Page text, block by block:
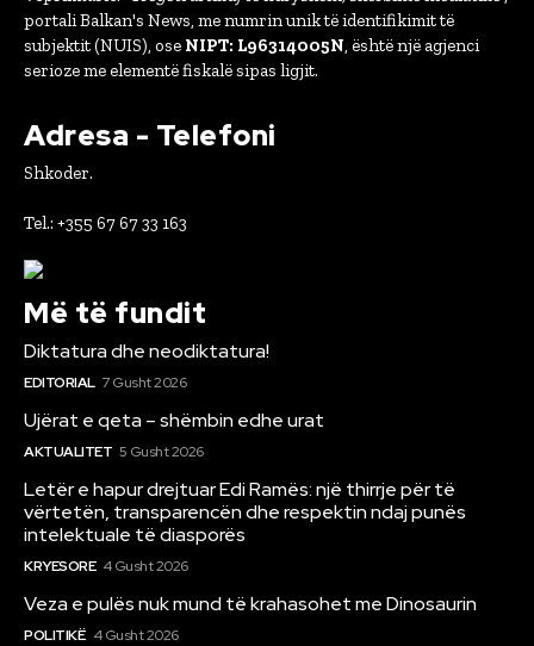
portali Balkan's News, me numrin unik të identifikimit të
subjektit (NUIS), ose NIPT: L96314005N, është një agjenci
serioze me elementë fiskalë sipas ligjit.
Adresa - Telefoni
Shkoder.
Tel.: +355 67 67 33 163
Më të fundit
Diktatura dhe neodiktatura!
EDITORIAL 7 Gusht 2026
Ujërat e qeta – shëmbin edhe urat
AKTUALITET 5 Gusht 2026
Letër e hapur drejtuar Edi Ramës: një thirrje për të
vërtetën, transparencën dhe respektin ndaj punës
intelektuale të diasporës
KRYESORE 4 Gusht 2026
Veza e pulës nuk mund të krahasohet me Dinosaurin
POLITIKË 4 Gusht 2026